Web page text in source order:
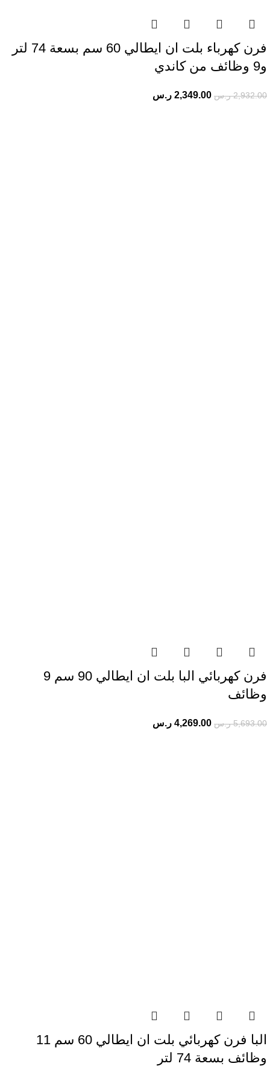
فرن كهرباء بلت ان ايطالي 60 سم بسعة 74 لتر
و9 وظائف من كاندي
2,932.00 ر.س 2,349.00 ر.س
فرن كهربائي البا​ بلت ان ايطالي 90 سم 9
وظائف
5,693.00 ر.س 4,269.00 ر.س
البا فرن كهربائي بلت ان ايطالي​ 60 سم 11
وظائف بسعة 74 لتر